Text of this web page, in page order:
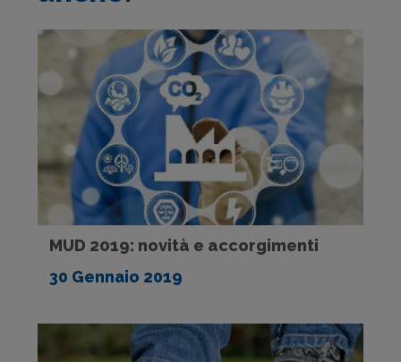
MUD 2019: novità e accorgimenti
30 Gennaio 2019